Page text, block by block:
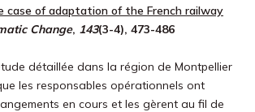
case of adaptation of the French railway
Change, 143(3-4), 473-486
détaillée dans la région de Montpellier
les responsables opérationnels ont
en cours et les gèrent au fil de